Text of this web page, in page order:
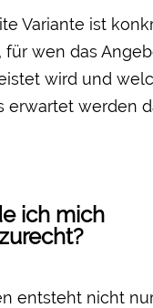
Variante ist
für wen das
wird und
erwartet werden
ich mich
entsteht nicht